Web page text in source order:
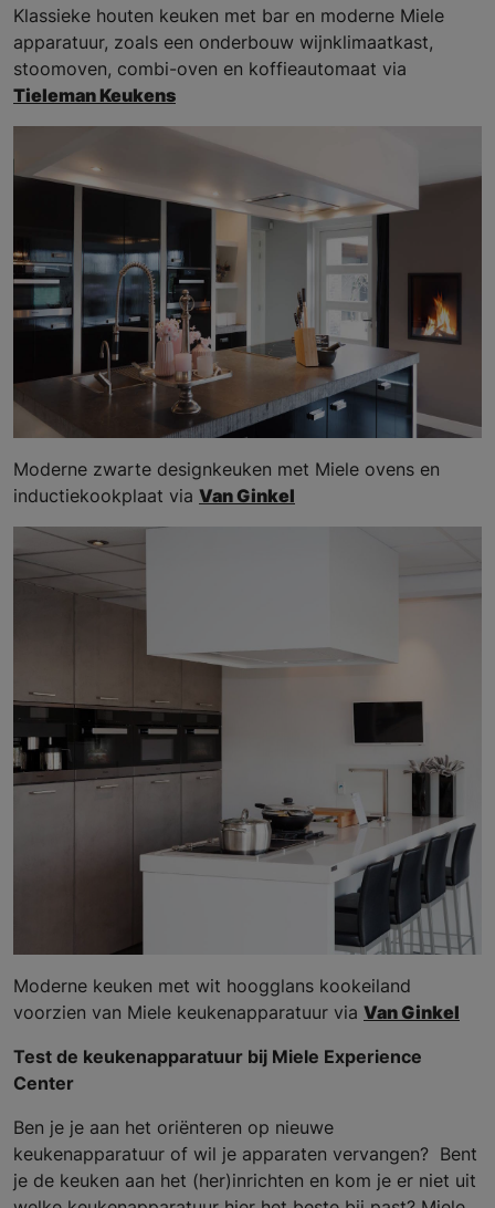
Klassieke houten keuken met bar en moderne Miele
apparatuur, zoals een onderbouw wijnklimaatkast,
stoomoven, combi-oven en koffieautomaat via
Tieleman Keukens
Moderne zwarte designkeuken met Miele ovens en
inductiekookplaat via Van Ginkel
Moderne keuken met wit hoogglans kookeiland
voorzien van Miele keukenapparatuur via Van Ginkel
Test de keukenapparatuur bij Miele Experience
Center
Ben je je aan het oriënteren op nieuwe
keukenapparatuur of wil je apparaten vervangen? Bent
je de keuken aan het (her)inrichten en kom je er niet uit